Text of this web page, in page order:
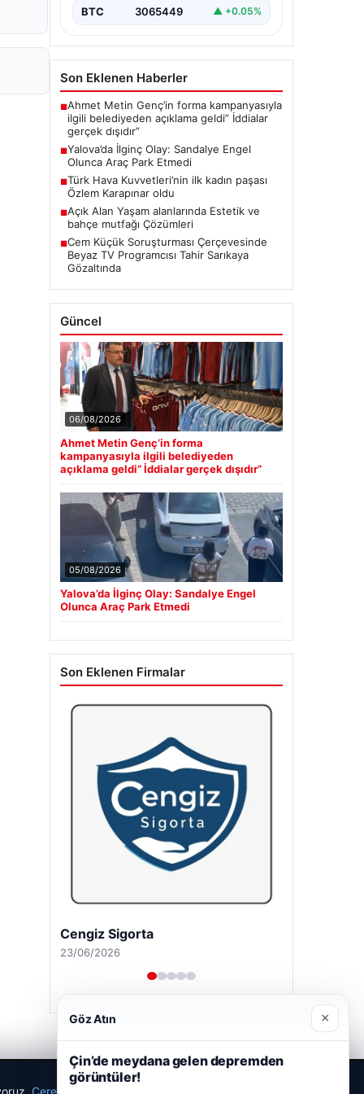
BTC 3065449 ▲ +0.05%
Son Eklenen Haberler
■Ahmet Metin Genç’in forma kampanyasıyla
ilgili belediyeden açıklama geldi” İddialar
gerçek dışıdır”
■Yalova’da İlginç Olay: Sandalye Engel
Olunca Araç Park Etmedi
■Türk Hava Kuvvetleri’nin ilk kadın paşası
Özlem Karapınar oldu
■Açık Alan Yaşam alanlarında Estetik ve
bahçe mutfağı Çözümleri
■Cem Küçük Soruşturması Çerçevesinde
Beyaz TV Programcısı Tahir Sarıkaya
Gözaltında
Güncel
06/08/2026
Ahmet Metin Genç’in forma
kampanyasıyla ilgili belediyeden
açıklama geldi” İddialar gerçek dışıdır”
05/08/2026
Yalova’da İlginç Olay: Sandalye Engel
Olunca Araç Park Etmedi
Son Eklenen Firmalar
Cengiz Sigorta
23/06/2026
Çerez Politikamız
Göz Atın ×
Çin’de meydana gelen depremden
görüntüler!